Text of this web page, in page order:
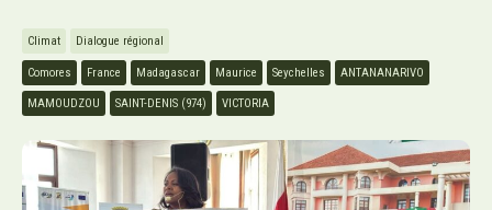
Climat Dialogue régional
Comores France Madagascar Maurice Seychelles ANTANANARIVO
MAMOUDZOU SAINT-DENIS (974) VICTORIA